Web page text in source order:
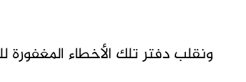
ونقلب دفتر تلك الأخطاء